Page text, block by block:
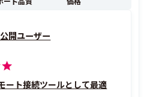
開ユーザー
ート接続ツールとして最適